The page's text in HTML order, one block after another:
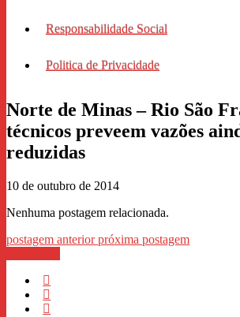
Responsabilidade Social
Politica de Privacidade
Norte de Minas – Rio São
técnicos preveem vazões
reduzidas
10 de outubro de 2014
Nenhuma postagem relacionada.
postagem anteriorpróxima postagem